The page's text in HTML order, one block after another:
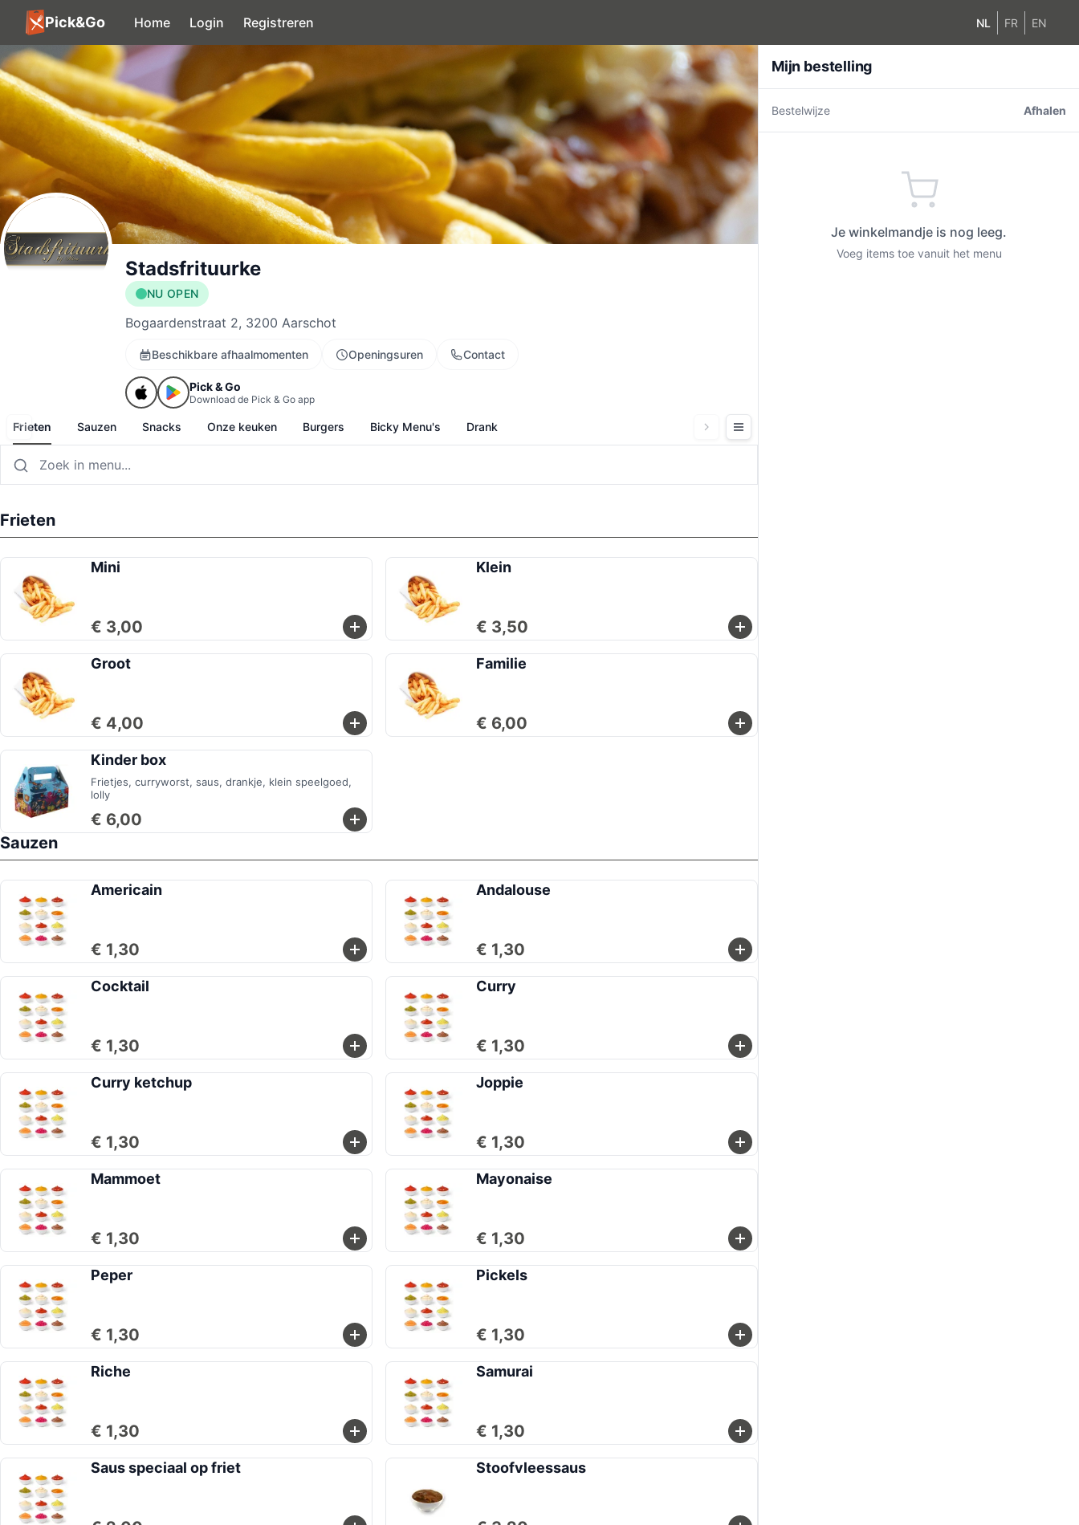
Pick&Go Home Login Registreren NL FR EN
Stadsfrituurke
NU OPEN
Bogaardenstraat 2, 3200 Aarschot
Beschikbare afhaalmomenten Openingsuren Contact
Pick & Go
Download de Pick & Go app
Frieten Sauzen Snacks Onze keuken Burgers Bicky Menu's Drank
Frieten
Mini
€ 3,00
Klein
€ 3,50
Groot
€ 4,00
Familie
€ 6,00
Kinder box
Frietjes, curryworst, saus, drankje, klein speelgoed,
lolly
€ 6,00
Sauzen
Americain
€ 1,30
Andalouse
€ 1,30
Cocktail
€ 1,30
Curry
€ 1,30
Curry ketchup
€ 1,30
Joppie
€ 1,30
Mammoet
€ 1,30
Mayonaise
€ 1,30
Peper
€ 1,30
Pickels
€ 1,30
Riche
€ 1,30
Samurai
€ 1,30
Saus speciaal op friet Stoofvleessaus
Mijn bestelling
Bestelwijze Afhalen
Je winkelmandje is nog leeg.
Voeg items toe vanuit het menu